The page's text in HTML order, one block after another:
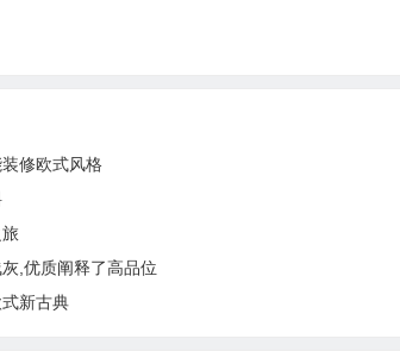
修欧式风格
,优质阐释了高品位
新古典